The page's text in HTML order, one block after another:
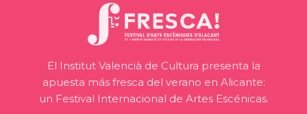
El Institut Valencià de Cultura presenta la
apuesta más fresca del verano en Alicante:
un Festival Internacional de Artes Escénicas.